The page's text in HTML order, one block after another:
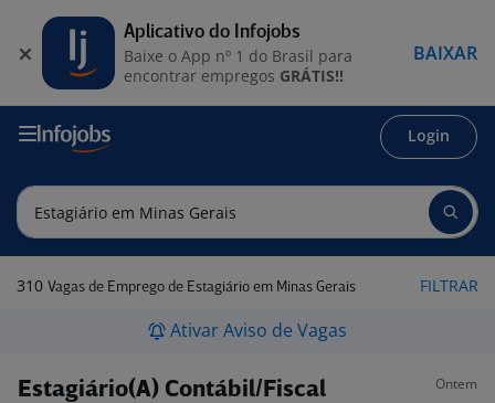
Login
310 Vagas de Emprego de Estagiário em Minas Gerais FILTRAR
Ativar Aviso de Vagas
Estagiário(A) Contábil/Fiscal Ontem
Aplicativo do Infojobs
Baixe o App nº 1 do Brasil para
encontrar empregos GRÁTIS!!
BAIXAR